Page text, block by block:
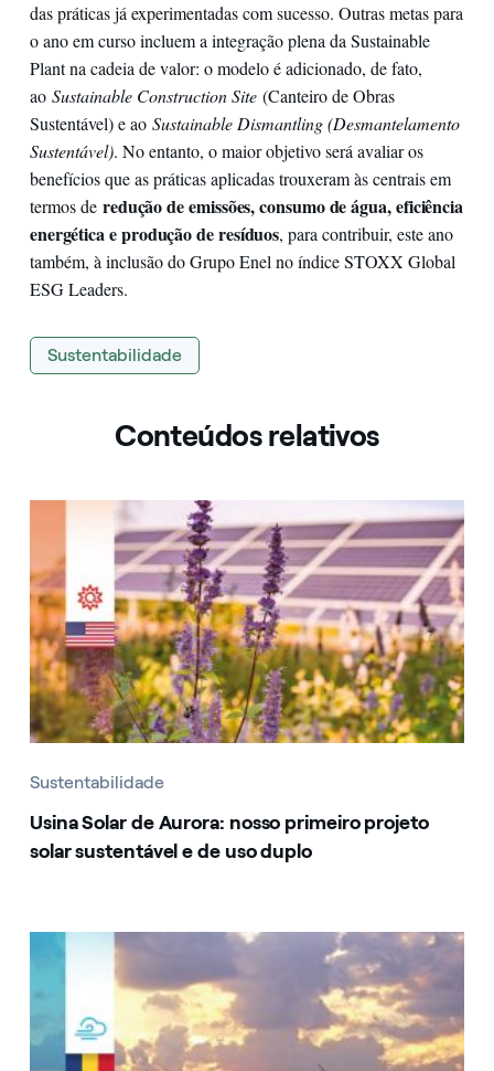
das práticas já experimentadas com sucesso. Outras metas para
o ano em curso incluem a integração plena da Sustainable
Plant na cadeia de valor: o modelo é adicionado, de fato,
ao Sustainable Construction Site(Canteiro de Obras
Sustentável) e ao Sustainable Dismantling (Desmantelamento
Sustentável). No entanto, o maior objetivo será avaliar os
benefícios que as práticas aplicadas trouxeram às centrais em
termos de redução de emissões, consumo de água, eficiência
energética e produção de resíduos, para contribuir, este ano
também, à inclusão do Grupo Enel no índice STOXX Global
ESG Leaders.
Sustentabilidade
Conteúdos relativos
Sustentabilidade
Usina Solar de Aurora: nosso primeiro projeto
solar sustentável e de uso duplo